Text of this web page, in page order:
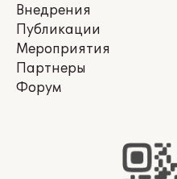
Внедрения
Публикации
Мероприятия
Партнеры
Форум